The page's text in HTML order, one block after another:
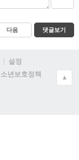
다음 댓글보기
설정
년보호정책
▲